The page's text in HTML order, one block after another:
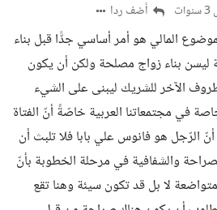
أضف ردا
المالي هو أمر أساسي جدًّا قبل بناء
ليسن بناء زواج مصلحة ولكن أن يكون
الآخر للشريك ليبنى على الشيء
في مجتمعاتنا العربية خاصّةً أنّ الفتاة
أنّ الرّجل هو فانوس علي بابا فلا تلبث أن
والشفافية في مرحلة الخطوبة بأنّ
لا بل قد تكون سيئة وهنا تقع